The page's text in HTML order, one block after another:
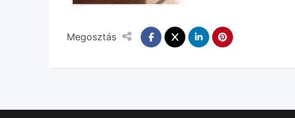
Megosztás